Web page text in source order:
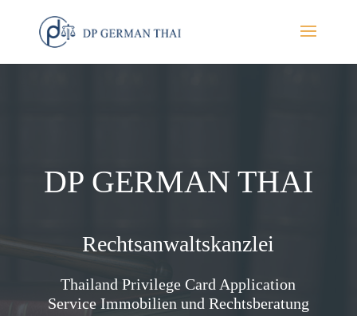
DP GERMAN THAI
Rechtsanwaltskanzlei
Thailand Privilege Card Application
Service Immobilien und Rechtsberatung